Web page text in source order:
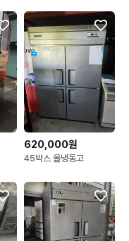
620,000원
45박스 올냉동고